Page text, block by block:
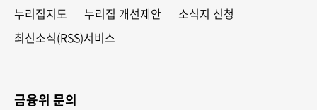
누리집지도
누리집 개선제안
소식지 신청
최신소식(RSS)서비스
금융위 문의